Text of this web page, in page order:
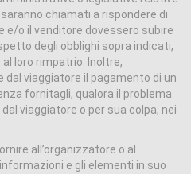
chiamati a rispondere di
e/o il venditore dovessero subire
degli obblighi sopra indicati,
loro rimpatrio. Inoltre,
dal viaggiatore il pagamento di un
fornitagli, qualora il problema
viaggiatore o per sua colpa, nei
all’organizzatore o al
e gli elementi in suo